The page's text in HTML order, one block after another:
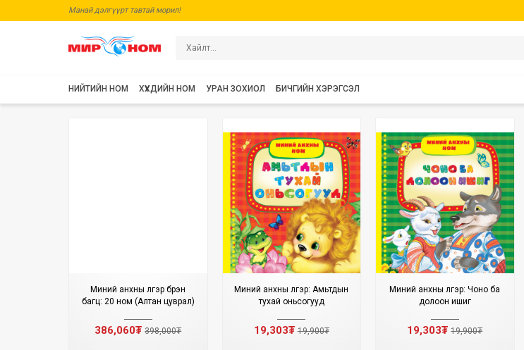
Манай дэлгүүрт тавтай морил!
НИЙТИЙН НОМ ХҮҮХДИЙН НОМ УРАН ЗОХИОЛ БИЧГИЙН ХЭРЭГСЭЛ
Миний анхны үлгэр бүрэн
багц: 20 ном (Алтан цуврал)
386,060₮398,000₮
Миний анхны үлгэр: Амьтдын
тухай оньсогууд
19,303₮19,900₮
Миний анхны үлгэр: Чоно ба
долоон ишиг
19,303₮19,900₮